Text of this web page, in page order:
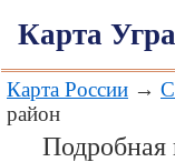
Карта
Карта России →
район
Подробная